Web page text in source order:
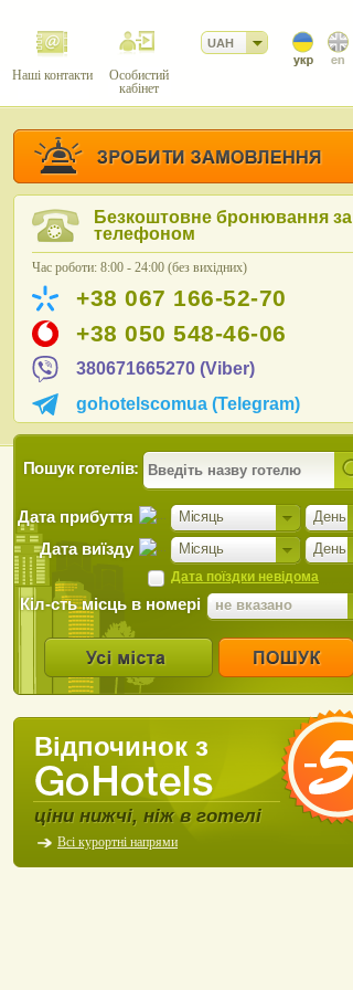
Наші контакти
Особистий
кабінет
UAH
Безкоштовне бронювання за
телефоном
Час роботи: 8:00 - 24:00 (без вихідних)
+38 067 166-52-70
+38 050 548-46-06
380671665270 (Viber)
gohotelscomua (Telegram)
Пошук готелів:
Місяць День
Дата прибуття
Місяць День
Дата виїзду
Дата поїздки невідома
Кіл-сть місць в номері не вказано
Відпочинок з
ціни нижчі, ніж в готелі
Всі курортні напрями